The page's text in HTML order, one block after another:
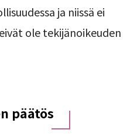
ja niissä ei
ole tekijänoikeuden
päätös